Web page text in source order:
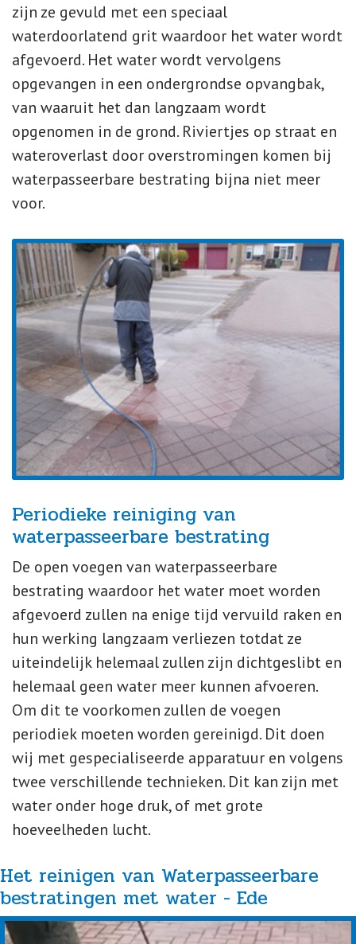
zijn ze gevuld met een speciaal
waterdoorlatend grit waardoor het water wordt
afgevoerd. Het water wordt vervolgens
opgevangen in een ondergrondse opvangbak,
van waaruit het dan langzaam wordt
opgenomen in de grond. Riviertjes op straat en
wateroverlast door overstromingen komen bij
waterpasseerbare bestrating bijna niet meer
voor.
Periodieke reiniging van
waterpasseerbare bestrating
De open voegen van waterpasseerbare
bestrating waardoor het water moet worden
afgevoerd zullen na enige tijd vervuild raken en
hun werking langzaam verliezen totdat ze
uiteindelijk helemaal zullen zijn dichtgeslibt en
helemaal geen water meer kunnen afvoeren.
Om dit te voorkomen zullen de voegen
periodiek moeten worden gereinigd. Dit doen
wij met gespecialiseerde apparatuur en volgens
twee verschillende technieken. Dit kan zijn met
water onder hoge druk, of met grote
hoeveelheden lucht.
Het reinigen van Waterpasseerbare
bestratingen met water - Ede